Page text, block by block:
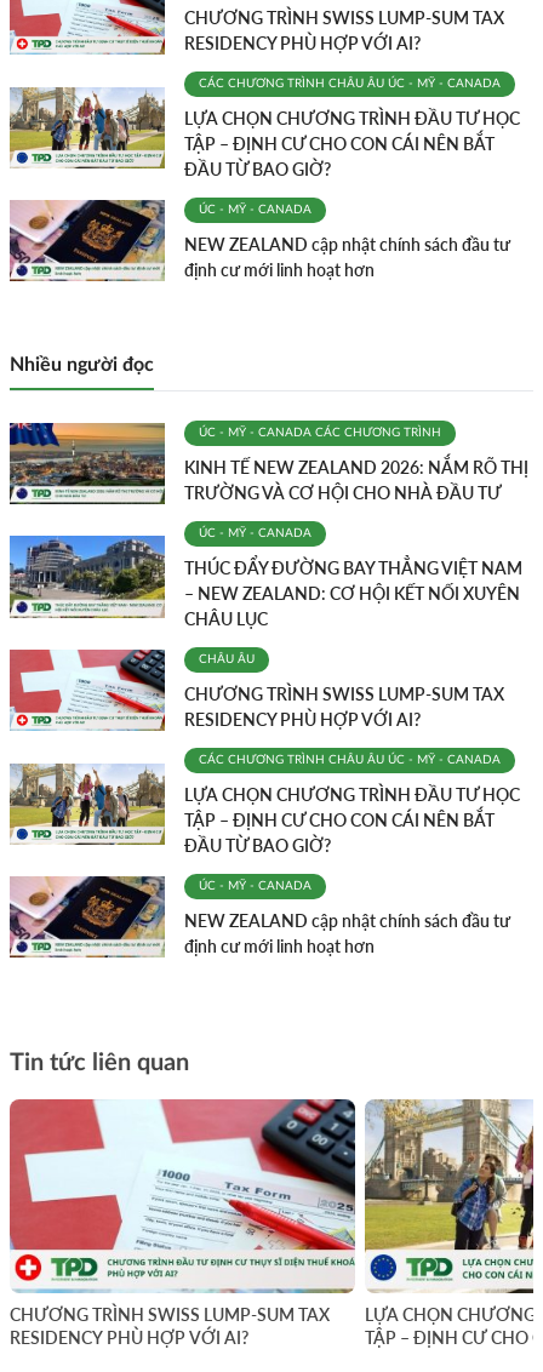
CHƯƠNG TRÌNH SWISS LUMP-SUM TAX
RESIDENCY PHÙ HỢP VỚI AI?
CÁC CHƯƠNG TRÌNH CHÂU ÂU ÚC - MỸ - CANADA
LỰA CHỌN CHƯƠNG TRÌNH ĐẦU TƯ HỌC
TẬP – ĐỊNH CƯ CHO CON CÁI NÊN BẮT
ĐẦU TỪ BAO GIỜ?
ÚC - MỸ - CANADA
NEW ZEALAND cập nhật chính sách đầu tư
định cư mới linh hoạt hơn
Nhiều người đọc
ÚC - MỸ - CANADA CÁC CHƯƠNG TRÌNH
KINH TẾ NEW ZEALAND 2026: NẮM RÕ THỊ
TRƯỜNG VÀ CƠ HỘI CHO NHÀ ĐẦU TƯ
ÚC - MỸ - CANADA
THÚC ĐẨY ĐƯỜNG BAY THẲNG VIỆT NAM
– NEW ZEALAND: CƠ HỘI KẾT NỐI XUYÊN
CHÂU LỤC
CHÂU ÂU
CHƯƠNG TRÌNH SWISS LUMP-SUM TAX
RESIDENCY PHÙ HỢP VỚI AI?
CÁC CHƯƠNG TRÌNH CHÂU ÂU ÚC - MỸ - CANADA
LỰA CHỌN CHƯƠNG TRÌNH ĐẦU TƯ HỌC
TẬP – ĐỊNH CƯ CHO CON CÁI NÊN BẮT
ĐẦU TỪ BAO GIỜ?
ÚC - MỸ - CANADA
NEW ZEALAND cập nhật chính sách đầu tư
định cư mới linh hoạt hơn
Tin tức liên quan
CHƯƠNG TRÌNH SWISS LUMP-SUM TAX
RESIDENCY PHÙ HỢP VỚI AI?
LỰA CHỌN
TẬP – ĐỊNH CƯ CHO